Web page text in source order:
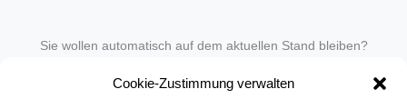
Cookie-Zustimmung verwalten
Sie wollen automatisch auf dem aktuellen Stand bleiben?
in unseren Newsletter-Service auf.